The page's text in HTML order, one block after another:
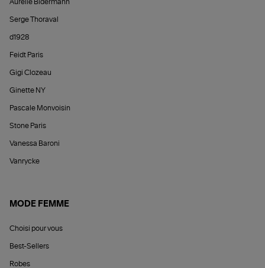
Aurélie Bidermann
Serge Thoraval
d1928
Feidt Paris
Gigi Clozeau
Ginette NY
Pascale Monvoisin
Stone Paris
Vanessa Baroni
Vanrycke
MODE FEMME
Choisi pour vous
Best-Sellers
Robes